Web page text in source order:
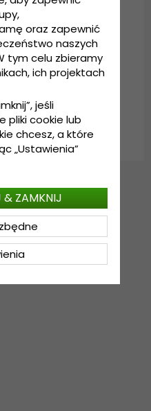
oraz zapewnić
naszych
tym celu zbieramy
ich projektach
jeśli
pliki cookie lub
chcesz, a które
„Ustawienia”
& ZAMKNIJ